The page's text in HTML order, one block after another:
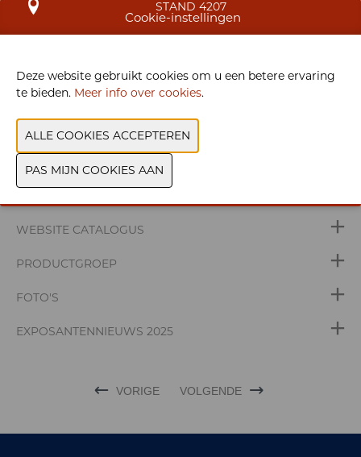
STAND 4207
beslissingsnemers. Vanuit 6 pijlers (betalingsverkeer,
kredieten, verzekeringen, pensioenopbouw, beleggen
envastgoed) werken we naar een optimale financiële
huishouding in jouw privé-en zakelijk leven
WEBSITE CATALOGUS
PRODUCTGROEP
FOTO'S
EXPOSANTENNIEUWS 2025
VORIGE VOLGENDE
Cookie-instellingen
Deze website gebruikt cookies om u een betere ervaring
te bieden. Meer info over cookies.